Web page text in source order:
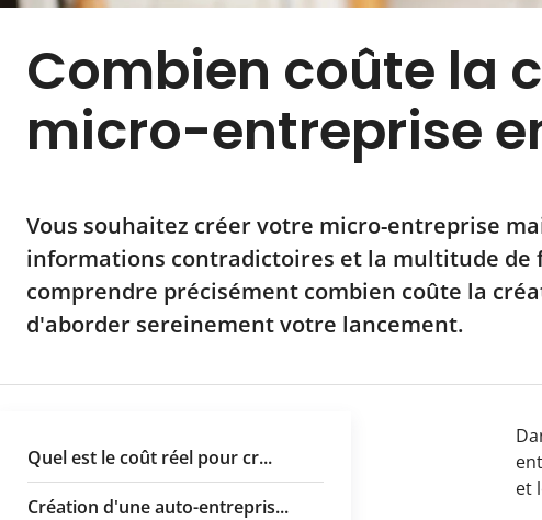
Combien coûte la
micro-entreprise
Vous souhaitez créer votre micro-entreprise
informations contradictoires et la multitude de
comprendre précisément combien coûte la
d'aborder sereinement votre lancement.
Quel est le coût réel pour cr...
Création d'une auto-entrepris...
et